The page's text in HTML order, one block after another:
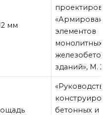
мм
элементов
монолитных
зданий», М.
«Руководство
бетонных и